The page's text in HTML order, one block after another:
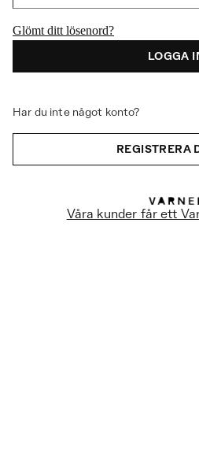
Glömt ditt lösenord?
LOGGA
Har du inte något konto?
REGISTRERA
Våra kunder får ett